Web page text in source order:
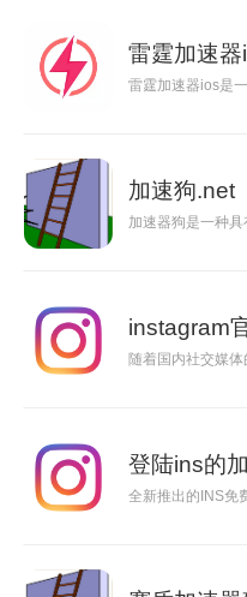
雷霆加速器
雷霆加速器ios是
加速狗.net
加速器狗是一种
instagram
随着国内社交媒
登陆ins的
全新推出的INS免